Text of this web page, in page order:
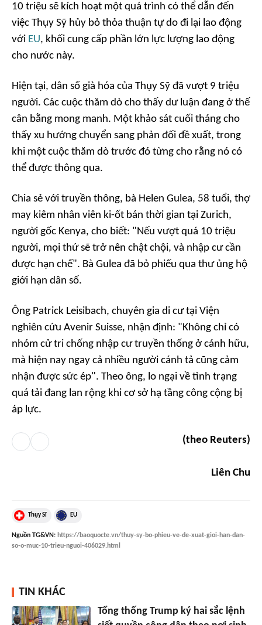
10 triệu sẽ kích hoạt một quá trình có thể dẫn đến
việc Thụy Sỹ hủy bỏ thỏa thuận tự do đi lại lao động
với EU, khối cung cấp phần lớn lực lượng lao động
cho nước này.
Hiện tại, dân số già hóa của Thụy Sỹ đã vượt 9 triệu
người. Các cuộc thăm dò cho thấy dư luận đang ở thế
cân bằng mong manh. Một khảo sát cuối tháng cho
thấy xu hướng chuyển sang phản đối đề xuất, trong
khi một cuộc thăm dò trước đó từng cho rằng nó có
thể được thông qua.
Chia sẻ với truyền thông, bà Helen Gulea, 58 tuổi, thợ
may kiêm nhân viên ki-ốt bán thời gian tại Zurich,
người gốc Kenya, cho biết: "Nếu vượt quá 10 triệu
người, mọi thứ sẽ trở nên chật chội, và nhập cư cần
được hạn chế". Bà Gulea đã bỏ phiếu qua thư ủng hộ
giới hạn dân số.
Ông Patrick Leisibach, chuyên gia di cư tại Viện
nghiên cứu Avenir Suisse, nhận định: "Không chỉ có
nhóm cử tri chống nhập cư truyền thống ở cánh hữu,
mà hiện nay ngay cả nhiều người cánh tả cũng cảm
nhận được sức ép". Theo ông, lo ngại về tình trạng
quá tải đang lan rộng khi cơ sở hạ tầng công cộng bị
áp lực.
(theo Reuters)
Liên Chu
Thụy Sĩ EU
Nguồn TG&VN: https://baoquocte.vn/thuy-sy-bo-phieu-ve-de-xuat-gioi-han-dan-
so-o-muc-10-trieu-nguoi-406029.html
TIN KHÁC
Tổng thống Trump ký hai sắc lệnh